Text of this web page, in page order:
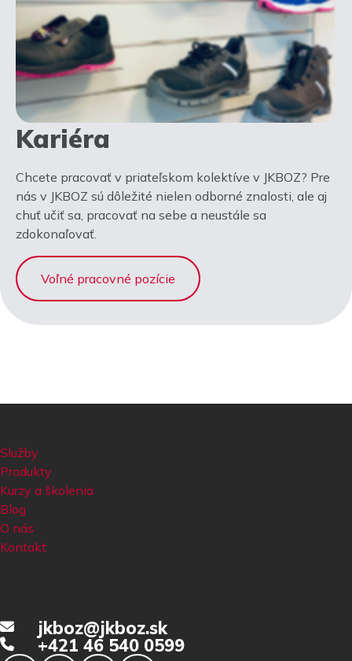
Kariéra
Chcete pracovať v priateľskom kolektíve v JKBOZ? Pre
nás v JKBOZ sú dôležité nielen odborné znalosti, ale aj
chuť učiť sa, pracovať na sebe a neustále sa
zdokonaľovať.
Voľné pracovné pozície
Služby
Produkty
Kurzy a školenia
Blog
O nás
Kontakt
jkboz@jkboz.sk
+421 46 540 0599